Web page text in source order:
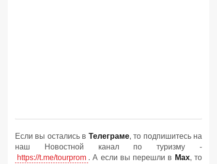
Если вы остались в Телеграме, то подпишитесь на
наш Новостной канал по туризму -
https://t.me/tourprom . А если вы перешли в Мах, то